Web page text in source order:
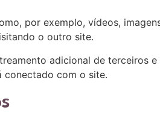
por exemplo, vídeos,
o outro site.
adicional de terceiros
conectado com o site.